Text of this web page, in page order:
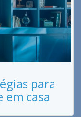
para
casa